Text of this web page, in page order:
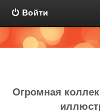
Войти
Огромная